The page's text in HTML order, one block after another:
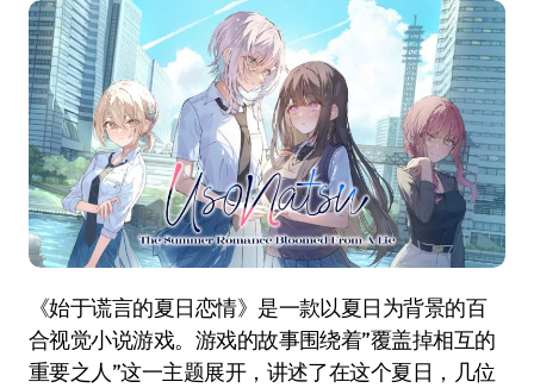
《始于谎言的夏日恋情》是一款以夏日为背景的百
合视觉小说游戏。游戏的故事围绕着”覆盖掉相互的
重要之人”这一主题展开，讲述了在这个夏日，几位